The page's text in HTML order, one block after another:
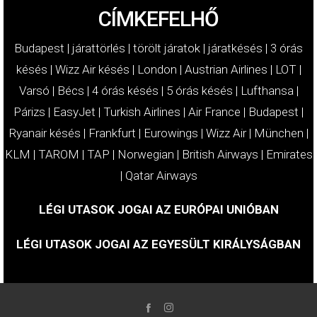
CÍMKEFELHŐ
Budapest | járattörlés | törölt járatok | járatkésés | 3 órás
késés | Wizz Air késés | London | Austrian Airlines | LOT|
Varsó | Bécs | 4 órás késés | 5 órás késés | Lufthansa|
Párizs | EasyJet | Turkish Airlines | Air France | Budapest |
Ryanair késés | Frankfurt | Eurowings | Wizz Air| München |
KLM | TAROM | TAP | Norwegian | British Airways | Emirates
| Qatar Airways
LÉGI UTASOK JOGAI AZ EURÓPAI UNIÓBAN
LÉGI UTASOK JOGAI AZ EGYESÜLT KIRÁLYSÁGBAN